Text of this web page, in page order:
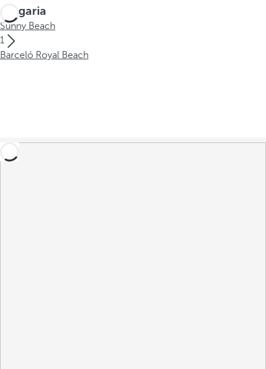
Bulgaria
Sunny Beach
1
Barceló Royal Beach